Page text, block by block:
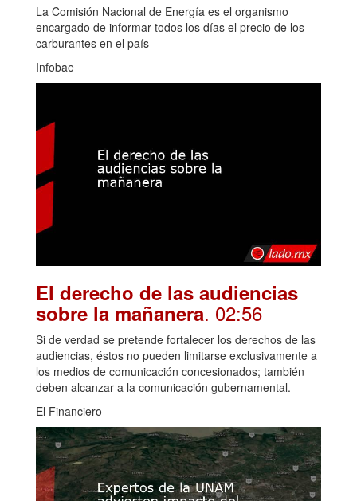
La Comisión Nacional de Energía es el organismo
encargado de informar todos los días el precio de los
carburantes en el país
Infobae
El derecho de las audiencias
sobre la mañanera. 02:56
Si de verdad se pretende fortalecer los derechos de las
audiencias, éstos no pueden limitarse exclusivamente a
los medios de comunicación concesionados; también
deben alcanzar a la comunicación gubernamental.
El Financiero